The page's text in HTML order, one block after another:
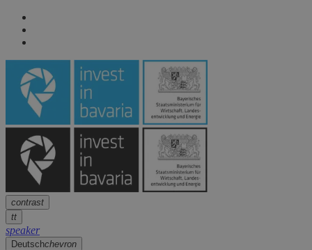
contrast
tt
speaker
Deutschchevron